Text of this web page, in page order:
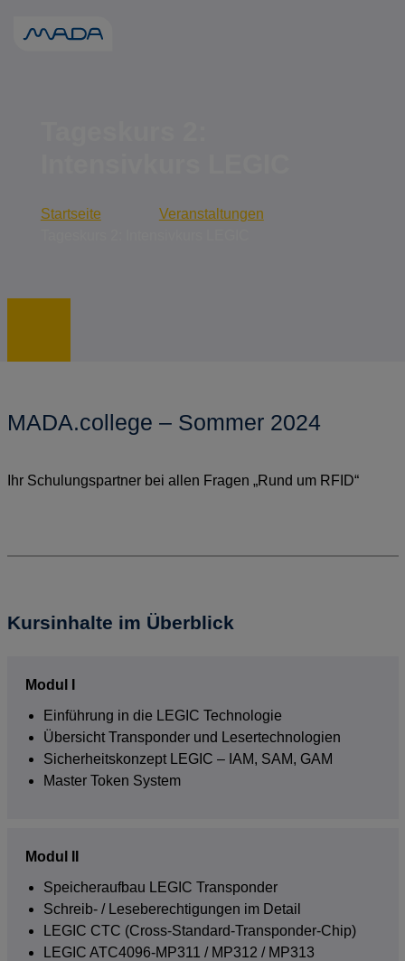
Startseite
Veranstaltungen
MADA.college – Sommer 2024
Ihr Schulungspartner bei allen Fragen „Rund um RFID“
Kursinhalte im Überblick
Modul I
Einführung in die LEGIC Technologie
Übersicht Transponder und Lesertechnologien
Sicherheitskonzept LEGIC – IAM, SAM, GAM
Master Token System
Modul II
Speicheraufbau LEGIC Transponder
Schreib- / Leseberechtigungen im Detail
LEGIC CTC (Cross-Standard-Transponder-Chip)
LEGIC ATC4096-MP311 / MP312 / MP313